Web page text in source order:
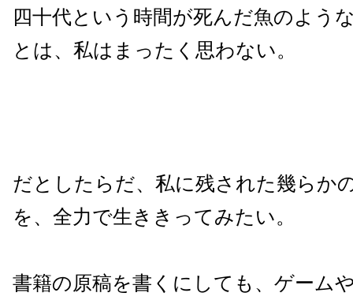
四十代という時間が死んだ魚のよう
とは、私はまったく思わない。
だとしたらだ、私に残された幾らか
を、全力で生ききってみたい。
書籍の原稿を書くにしても、ゲーム